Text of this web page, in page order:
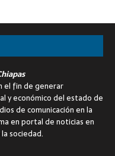
el fin de generar
y económico del estado de
de comunicación en la
en portal de noticias en
sociedad.